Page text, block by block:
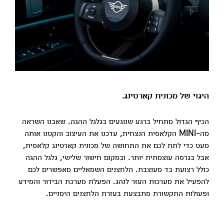
היגוי של מכונית קארטינג.
הכיף הגדול מתחיל ברגע שנוגעים בגלגל ההגה. שאבנו השראה
מה-MINI הקלאסית הנצחית, עדכנו את העיצוב והקטנו אותה
מעט כדי לתת לכם את התחושה של מכונית קארטינג קלאסית,
אבל בגרסה עוצמתית יותר. ובמקום חישור שלישי, גלגל ההגה
כולל רצועת בד מעוצבת. הלחצנים השמאליים מאפשרים לכם
להפעיל את מערכות העזר לנהג. הפעלת מערכת הבידור והמידע
ופעולות התקשורת מתבצעת בעזרת הלחצנים הימניים.